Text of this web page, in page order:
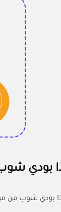
بودي
ذا بودي شوب من